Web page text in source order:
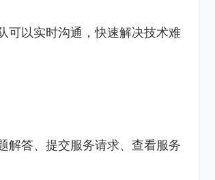
可以实时沟通，快速解决技术难
解答、提交服务请求、查看服务